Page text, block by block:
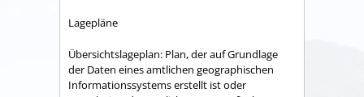
Lagepläne
Übersichtslageplan: Plan, der auf Grundlage
der Daten eines amtlichen geographischen
Informationssystems erstellt ist oder